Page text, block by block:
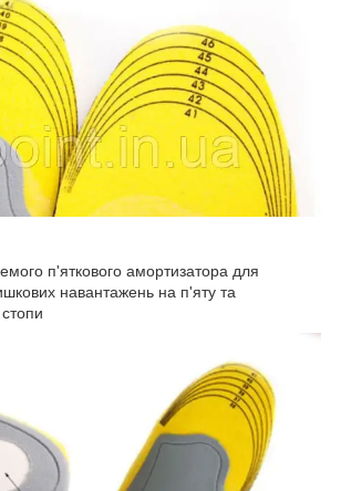
п'яткового амортизатора для
навантажень на п'яту та
стопи